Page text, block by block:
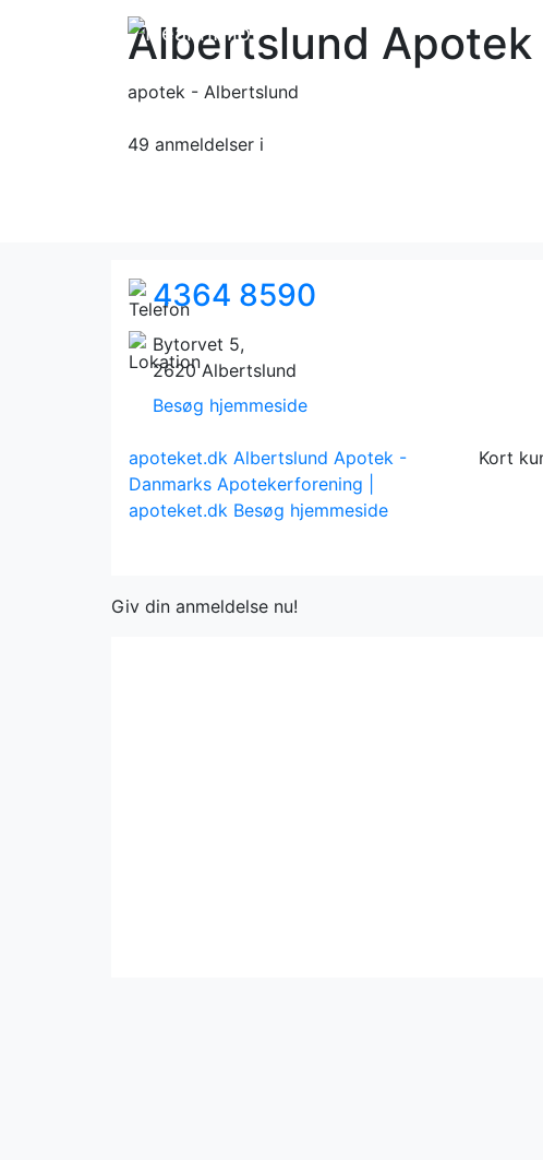
Albertslund Apotek
apotek - Albertslund
49 anmeldelser i
4364 8590
Bytorvet 5,
2620 Albertslund
Besøg hjemmeside
apoteket.dk Albertslund Apotek -
Danmarks Apotekerforening |
apoteket.dk Besøg hjemmeside
Kort
Giv din anmeldelse nu!